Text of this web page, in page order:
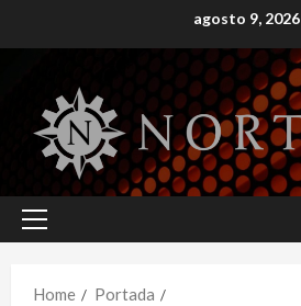
to
agosto 9, 2026
Primary
Home
Portada